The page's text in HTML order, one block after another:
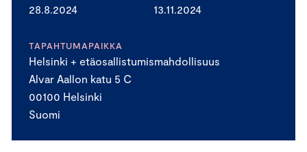
28.8.2024 13.11.2024
TAPAHTUMAPAIKKA
Helsinki + etäosallistumismahdollisuus
Alvar Aallon katu 5 C
00100 Helsinki
Suomi